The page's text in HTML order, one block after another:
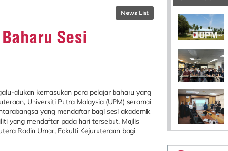
News List
Sesi
alukan kemasukan para pelajar baharu yang
Universiti Putra Malaysia (UPM) seramai
yang mendaftar bagi sesi akademik
yang mendaftar pada hari tersebut. Majlis
Radin Umar, Fakulti Kejuruteraan bagi